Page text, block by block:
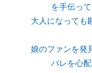
を手伝っ
大人になっても
娘のファンを発
バレを心